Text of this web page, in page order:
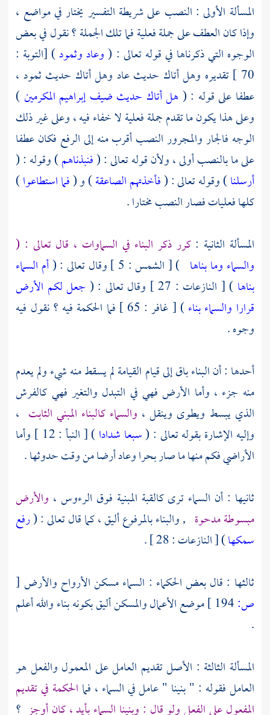
المسألة الأولى : النصب على شريطة التفسير يختار في مواضع ،
وإذا كان العطف على جملة فعلية فما تلك الجملة ؟ نقول في بعض
الوجوه التي ذكرناها في قوله تعالى : (وعاد وثمود) [التوبة :
70 ] تقديره وهل أتاك حديث
عاد وهل أتاك حديثثمود ،
عطفا على قوله : (هل أتاك حديث ضيف إبراهيم المكرمين)
وعلى هذا يكون ما تقدم جملة فعلية لا خفاء فيه ، وعلى غير ذلك
الوجه فالجار والمجرور النصب أقرب منه إلى الرفع فكان عطفا
على ما بالنصب أولى ، ولأن قوله تعالى : (فنبذناهم) وقوله : (
أرسلنا) وقوله تعالى : (فأخذتهم الصاعقة) و (فما استطاعوا)
كلها فعليات فصار النصب مختارا .
المسألة الثانية :كرر ذكر البناء في السماوات ، قال تعالى : (
والسماء وما بناها ) [ الشمس : 5 ] وقال تعالى : (
أم السماء
بناها ) [ النازعات : 27 ] وقال تعالى : (
جعل لكم الأرض
قرارا والسماء بناء
) [ غافر : 65 ] فما الحكمة فيه ؟ نقول فيه
وجوه .
أحدها : أن البناء باق إلى قيام القيامة لم يسقط منه شيء ولم يعدم
منه جزء ، وأما الأرض فهي في التبدل والتغير فهي كالفرش
الذي يبسط ويطوى وينقل ، والسماء كالبناء المبني الثابت ،
وإليه الإشارة بقوله تعالى : (سبعا شدادا
) [ النبأ : 12 ] وأما
الأراضي فكم منها ما صار بحرا وعاد أرضا من وقت حدوثها .
ثانيها : أن السماء ترى كالقبة المبنية فوق الرءوس ، والأرض
مبسوطة مدحوة , والبناء بالمرفوع أليق ، كما قال تعالى : (رفع
سمكها) [ النازعات : 28 ] .
ثالثها : قال بعض الحكماء : السماء مسكن الأرواح والأرض [
ص:
موضع الأعمال والمسكن أليق بكونه بناء والله أعلم
.
المسألة الثالثة : الأصل تقديم العامل على المعمول والفعل هو
العامل فقوله : " بنينا " عامل في السماء ، فما الحكمة في تقديم
المفعول على الفعل ولو قال : وبنينا السماء بأيد ، كان أوجز ؟